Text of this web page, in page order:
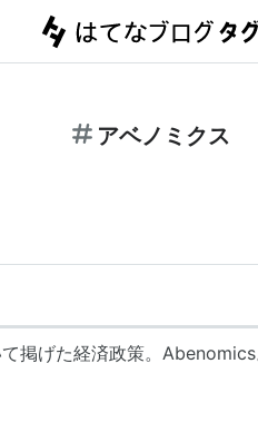
アベノミクス
掲げた経済政策。 Abenomics